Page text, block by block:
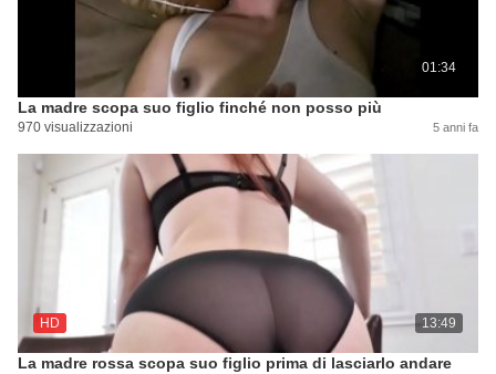
01:34
La madre scopa suo figlio finché non posso più
970 visualizzazioni 5 anni fa
HD 13:49
La madre rossa scopa suo figlio prima di lasciarlo andare